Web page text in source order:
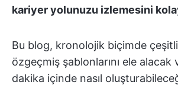
kariyer yolunuzu izlemesini
Bu blog, kronolojik biçimde
özgeçmiş şablonlarını ele alacak
dakika içinde nasıl